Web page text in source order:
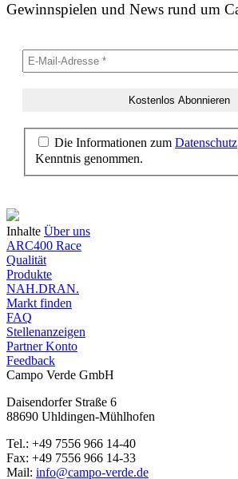
Gewinnspielen und News rund um
Die Informationen zum Datenschutz
Kenntnis genommen.
Inhalte Über uns
ARC400 Race
Qualität
Produkte
NAH.DRAN.
Markt finden
FAQ
Stellenanzeigen
Partner Konto
Feedback
Campo Verde GmbH
Daisendorfer Straße 6
88690 Uhldingen-Mühlhofen
Tel.: +49 7556 966 14-40
Fax: +49 7556 966 14-33
Mail: info@campo-verde.de